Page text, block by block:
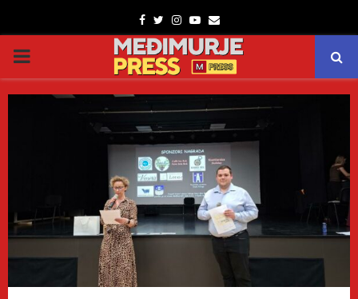
Facebook
TwitterInstagram
Youtube
Email
PRIMARY
MENU